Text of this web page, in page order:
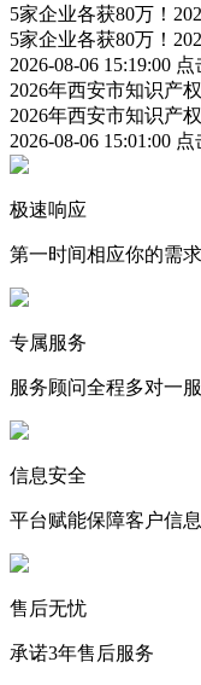
5家企业各获80万！
5家企业各获80万！
2026-08-06 15:19:00 点
2026年西安市知识产
2026年西安市知识产
2026-08-06 15:01:00 点
极速响应
第一时间相应你的需求
专属服务
服务顾问全程多对一
信息安全
平台赋能保障客户信
售后无忧
承诺3年售后服务